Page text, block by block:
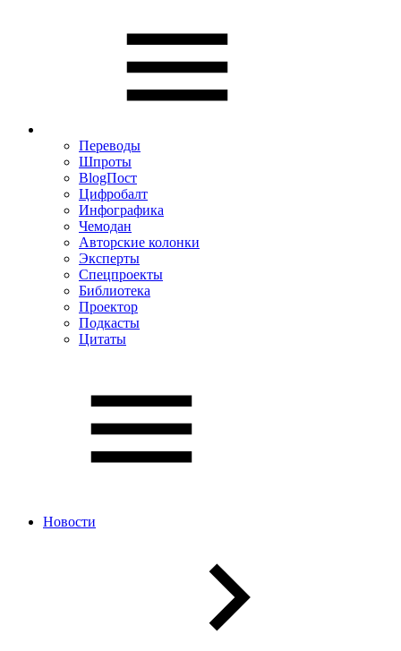
Переводы
Шпроты
BlogПост
Цифробалт
Инфографика
Чемодан
Авторские колонки
Эксперты
Спецпроекты
Библиотека
Проектор
Подкасты
Цитаты
Новости